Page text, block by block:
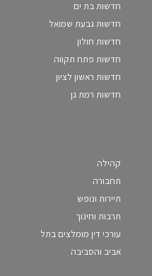
חדשות בת ים
חדשות גבעת שמואל
חדשות חולון
חדשות פתח תקווה
חדשות ראשון לציון
חדשות רמת גן
קהילה
תחבורה
תיירות ונופש
תרבות וחינוך
עורכי דין מומלצים בתל
אביב והסביבה